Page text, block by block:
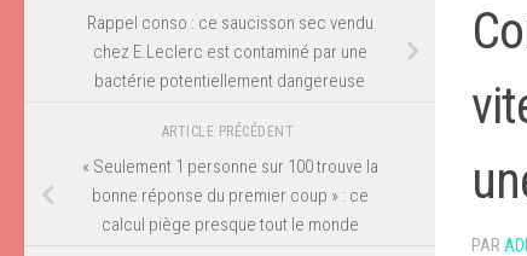
PAR
Rappel conso : ce saucisson sec vendu
chez E.Leclerc est contaminé par une
bactérie potentiellement dangereuse
ARTICLE PRÉCÉDENT
« Seulement 1 personne sur 100 trouve la
bonne réponse du premier coup » : ce
calcul piège presque tout le monde